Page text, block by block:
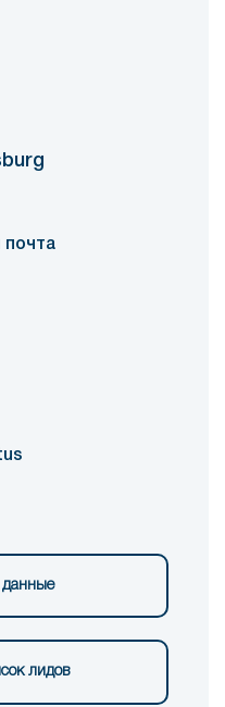
почта
лидов